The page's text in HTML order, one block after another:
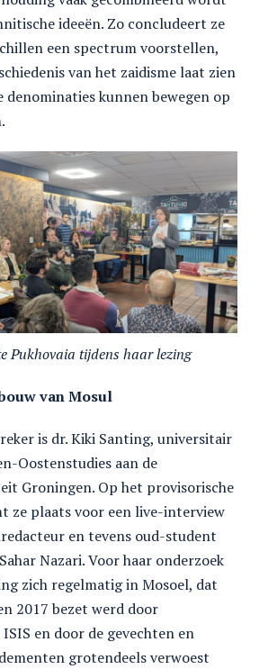
ideeën. Zo concludeert ze
een spectrum voorstellen,
van het zaidisme laat zien
denominaties kunnen bewegen op
Pukhovaia tijdens haar lezing
van Mosul
is dr. Kiki Santing, universitair
Oostenstudies aan de
Groningen. Op het provisorische
ze plaats voor een live-interview
en tevens oud-student
Nazari. Voor haar onderzoek
zich regelmatig in Mosoel, dat
2017 bezet werd door
en door de gevechten en
grotendeels verwoest